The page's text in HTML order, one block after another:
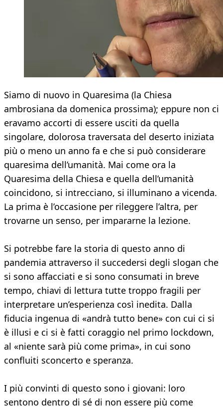
Siamo di nuovo in Quaresima (la Chiesa
ambrosiana da domenica prossima); eppure non ci
eravamo accorti di essere usciti da quella
singolare, dolorosa traversata del deserto iniziata
più o meno un anno fa e che si può considerare
quaresima dell’umanità. Mai come ora la
Quaresima della Chiesa e quella dell’umanità
coincidono, si intrecciano, si illuminano a vicenda.
La prima è l’occasione per rileggere l’altra, per
trovarne un senso, per impararne la lezione.
Si potrebbe fare la storia di questo anno di
pandemia attraverso il succedersi degli slogan che
si sono affacciati e si sono consumati in breve
tempo, chiavi di lettura tutte troppo fragili per
interpretare un’esperienza così inedita. Dalla
fiducia ingenua di «andrà tutto bene» con cui ci si
è illusi e ci si è fatti coraggio nel primo lockdown,
al «niente sarà più come prima», in cui sono
confluiti sconcerto e speranza.
I più convinti di questo sono i giovani: loro
sentono dentro di sé di non essere più come